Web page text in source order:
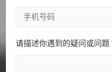
请描述你遇到的疑问或问题